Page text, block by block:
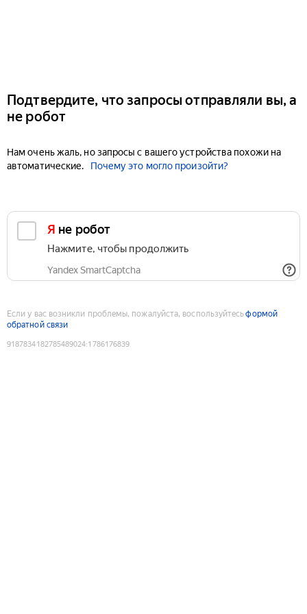
Подтвердите, что запросы отправляли вы, а
не робот
Нам очень жаль, но запросы с вашего устройства похожи на
автоматические.
Почему это могло произойти?
Я не робот
Нажмите, чтобы продолжить
Yandex SmartCaptcha
Если у вас возникли проблемы, пожалуйста, воспользуйтесьформой
обратной связи
9187834182785489024:1786176839